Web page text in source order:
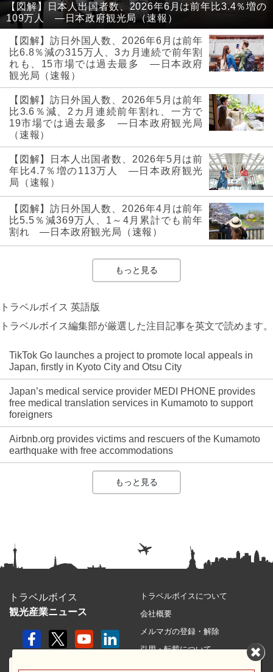
【図解】日本人出国者数、2026年6月は前年比3.4％増の
109万人 ―日本政府観光局（速報）
【図解】訪日外国人数、2026年6月は前年
比6.8％減の315万人、3カ月連続で前年割
れも、15市場では過去最多 ―日本政府
観光局（速報）
【図解】訪日外国人数、2026年5月は前年
比3.6％減、2カ月連続前年割れ、一方で
19市場では過去最多 ―日本政府観光局
（速報）
【図解】日本人出国者数、2026年5月は前
年比4.7％増の113万人 ―日本政府観光
局（速報）
【図解】訪日外国人数、2026年4月は前年
比5.5％減369万人、1～4月累計でも前年
割れ ―日本政府観光局（速報）
もっと見る
トラベルボイス 英語版
トラベルボイス編集部が厳選した注目記事を英文で読めます。
TikTok Go launches a project to promote local appeals in
Japan, firstly in Kyoto City and Otsu City
Japan’s medical service provider MEDI PHONE provides
free medical translation services in Kumamoto to support
foreigners
Airbnb.org provides victims and rescuers of the Kumamoto
earthquake with free accommodations
もっと見る
トラベルボイス
観光産業ニュース
トラベルボイスについて
会社概要
メルマガの登録・解除
引用・転載について